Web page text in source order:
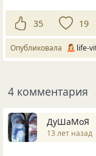
35 19
Опубликовала life-
4 комментария
ДуШаМоЯ
13 лет назад